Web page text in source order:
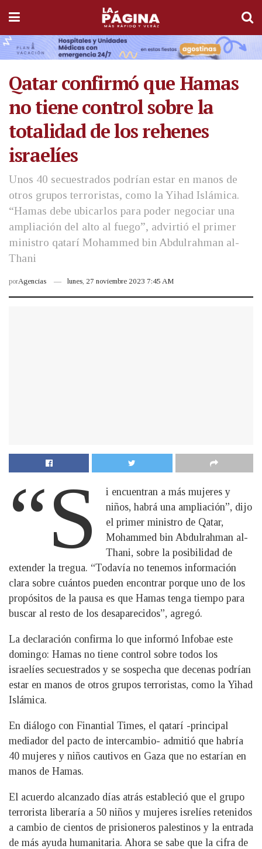
Qatar confirmó que Hamas
no tiene control sobre la
totalidad de los rehenes
israelíes
Unos 40 secuestrados podrían estar en manos de
otros grupos terroristas, como la Yihad Islámica.
“Hamas debe ubicarlos para poder negociar una
ampliación del alto al fuego”, advirtió el primer
ministro qatarí Mohammed bin Abdulrahman al-
Thani
porAgencias lunes, 27 noviembre 2023 7:45 AM
“S
i encuentran a más mujeres y
niños, habrá una ampliación”, dijo
el primer ministro de Qatar,
Mohammed bin Abdulrahman al-
Thani, sobre la posibilidad de
extender la tregua. “Todavía no tenemos información
clara sobre cuántos pueden encontrar porque uno de los
propósitos de la pausa es que Hamas tenga tiempo para
buscar al resto de los desaparecidos”, agregó.
La declaración confirma lo que informó Infobae este
domingo: Hamas no tiene control sobre todos los
israelíes secuestrados y se sospecha que decenas podrían
estar en manos de otros grupos terroristas, como la Yihad
Islámica.
En diálogo con Finantial Times, el qatarí -principal
mediador del pacto de intercambio- admitió que habría
40 mujeres y niños cautivos en Gaza que no estarían en
manos de Hamas.
El acuerdo alcanzado días atrás estableció que el grupo
terrorista liberaría a 50 niños y mujeres isrelíes retenidos
a cambio de cientos de prisioneros palestinos y la entrada
de más ayuda humanitaria. Ahora se sabe que la cifra de